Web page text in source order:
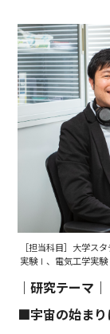
［担当科目］大学ス
実験Ⅰ、電気工学実
｜研究テーマ｜
■宇宙の始まり